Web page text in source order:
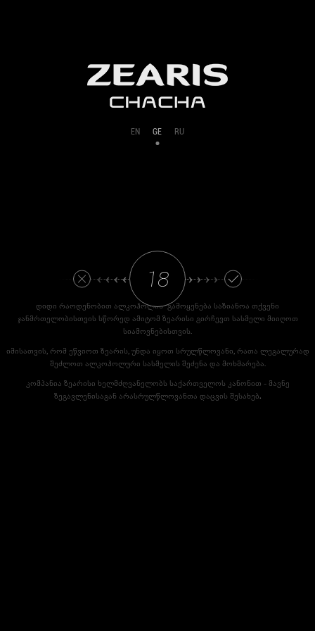
EN GE RU
‹ ‹ ‹ ‹ › › › ›
დიდი რაოდენობით ალკოჰოლის გამოყენება საზიანოა თქვენი
ჯანმრთელობისთვის სწორედ ამიტომ ზეარისი გირჩევთ სასმელი მიიღოთ
სიამოვნებისთვის.
იმისათვის, რომ ეწვიოთ ზეარის, უნდა იყოთ სრულწლოვანი, რათა ლეგალურად
შეძლოთ ალკოჰოლური სასმელის შეძენა და მოხმარება.
კომპანია ზეარისი ხელმძღვანელობს საქართველოს კანონით - მავნე
ზეგავლენისაგან არასრულწლოვანთა დაცვის შესახებ.